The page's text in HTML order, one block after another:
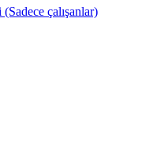
çalışanlar)